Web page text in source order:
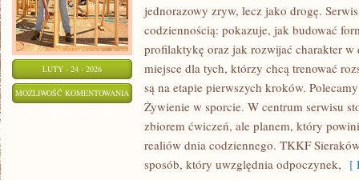
LUTY - 24 - 2026
MOŻLIWOŚĆ KOMENTOWANIA KONTUZJE
PROFILAKTYKA
jednorazowy zryw, lecz jako drogę.
codziennością: pokazuje, jak budować
profilaktykę oraz jak rozwijać charakter w
miejsce dla tych, którzy chcą trenować
są na etapie pierwszych kroków.
Żywienie w sporcie. W centrum serwisu
zbiorem ćwiczeń, ale planem, który
realiów dnia codziennego. TKKF
sposób, który uwzględnia odpoczynek, [